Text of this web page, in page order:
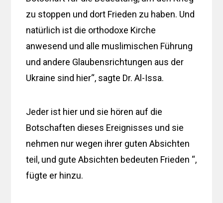
zu stoppen und dort Frieden zu haben. Und
natürlich ist die orthodoxe Kirche
anwesend und alle muslimischen Führung
und andere Glaubensrichtungen aus der
Ukraine sind hier“, sagte Dr. Al-Issa.
Jeder ist hier und sie hören auf die
Botschaften dieses Ereignisses und sie
nehmen nur wegen ihrer guten Absichten
teil, und gute Absichten bedeuten Frieden “,
fügte er hinzu.